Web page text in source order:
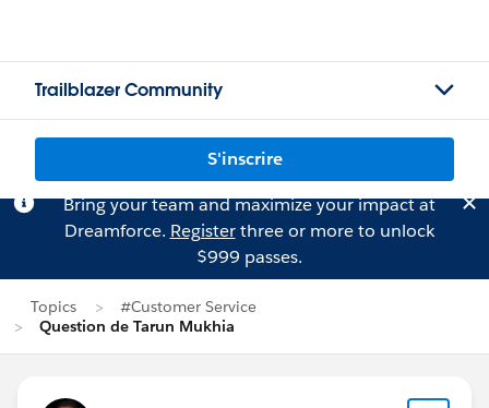
Trailblazer Community
S'inscrire
Bring your team and maximize your impact at
Dreamforce. Registerthree or more to unlock
$999 passes.
Topics
#Customer Service
Question de Tarun Mukhia